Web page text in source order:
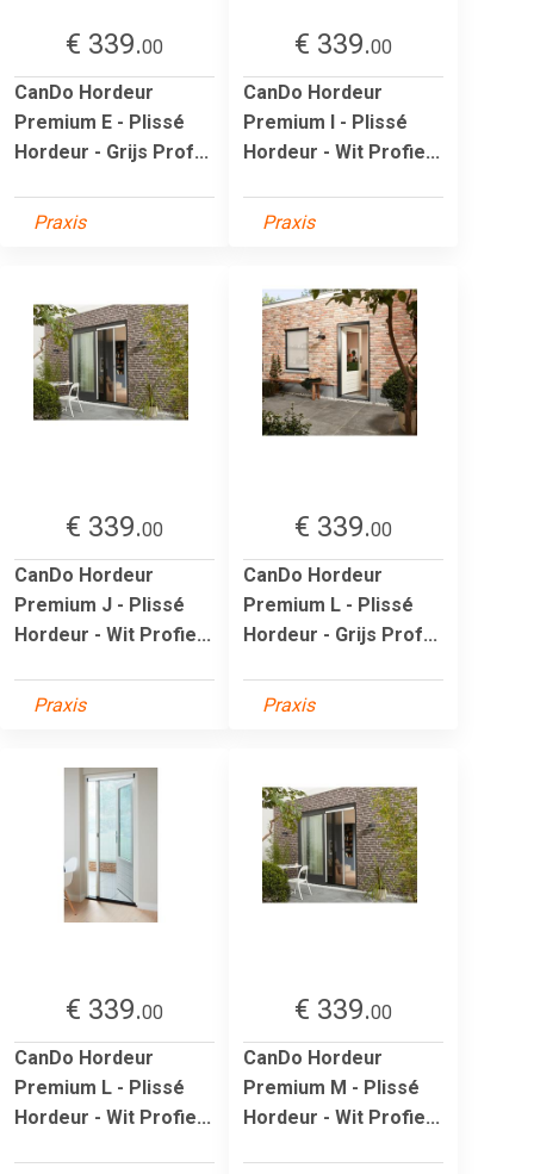
€ 339.00
CanDo Hordeur
Premium E - Plissé
Hordeur - Grijs Prof...
Praxis
€ 339.00
CanDo Hordeur
Premium I - Plissé
Hordeur - Wit Profie...
Praxis
€ 339.00
CanDo Hordeur
Premium J - Plissé
Hordeur - Wit Profie...
Praxis
€ 339.00
CanDo Hordeur
Premium L - Plissé
Hordeur - Grijs Prof...
Praxis
€ 339.00
CanDo Hordeur
Premium L - Plissé
Hordeur - Wit Profie...
€ 339.00
CanDo Hordeur
Premium M - Plissé
Hordeur - Wit Profie...